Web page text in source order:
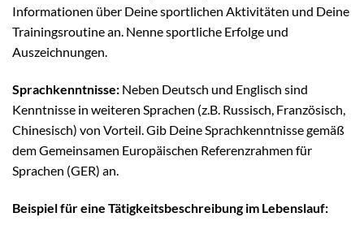
Informationen über Deine sportlichen Aktivitäten und Deine
Trainingsroutine an. Nenne sportliche Erfolge und
Auszeichnungen.
Sprachkenntnisse: Neben Deutsch und Englisch sind
Kenntnisse in weiteren Sprachen (z.B. Russisch, Französisch,
Chinesisch) von Vorteil. Gib Deine Sprachkenntnisse gemäß
dem Gemeinsamen Europäischen Referenzrahmen für
Sprachen (GER) an.
Beispiel für eine Tätigkeitsbeschreibung im Lebenslauf: